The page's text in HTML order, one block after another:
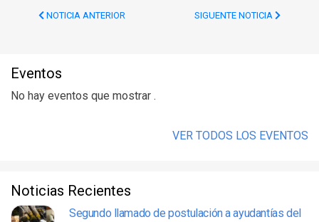
NOTICIA ANTERIOR SIGUENTE NOTICIA
Eventos
No hay eventos que mostrar .
VER TODOS LOS EVENTOS
Noticias Recientes
Segundo llamado de postulación a ayudantías del